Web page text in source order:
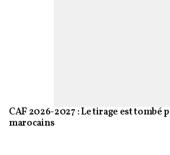
CAF 2026-2027 : Le tirage est tombé
marocains